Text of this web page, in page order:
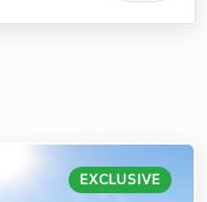
EXCLUSIVE